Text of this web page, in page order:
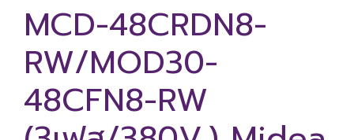
MCD-48CRDN8-
RW/MOD30-
48CFN8-RW